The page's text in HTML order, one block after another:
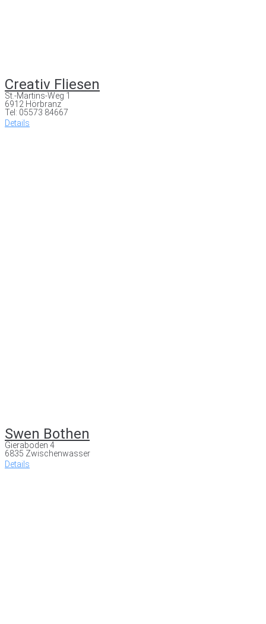
Creativ Fliesen
St.-Martins-Weg 1
6912 Hörbranz
Tel: 05573 84667
Details
Swen Bothen
Gieraboden 4
6835 Zwischenwasser
Details